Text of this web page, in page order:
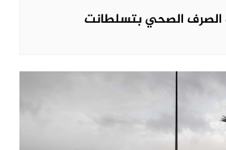
الصرف الصحي بتسلطانت